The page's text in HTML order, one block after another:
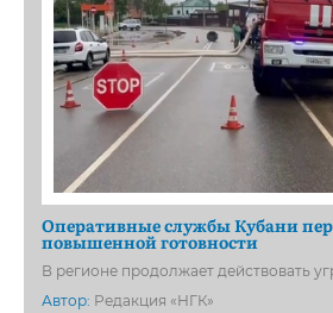
Оперативные службы Кубани
повышенной готовности
В регионе продолжает действовать
Автор: Редакция «НГК»